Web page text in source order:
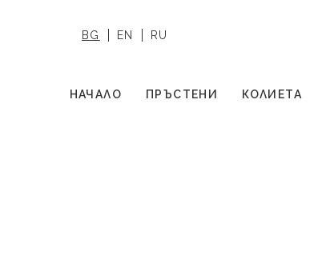
BG EN RU
НАЧАЛО ПРЪСТЕНИ КОЛИЕТА